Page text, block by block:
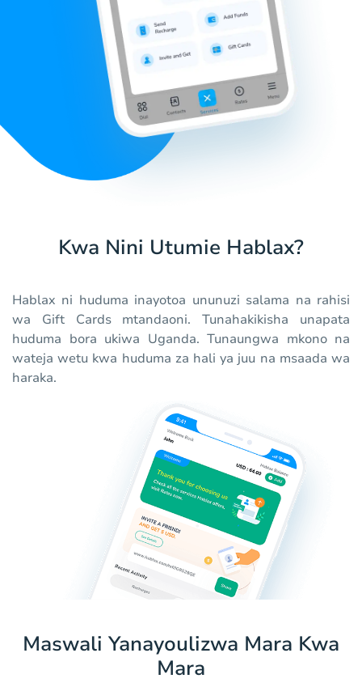
Kwa Nini Utumie Hablax?
Hablax ni huduma inayotoa ununuzi salama na rahisi
wa Gift Cards mtandaoni. Tunahakikisha unapata
huduma bora ukiwa Uganda. Tunaungwa mkono na
wateja wetu kwa huduma za hali ya juu na msaada wa
haraka.
Maswali Yanayoulizwa Mara Kwa
Mara